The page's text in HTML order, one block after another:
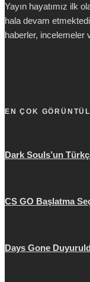
Yayın hayatımız ilk
hala devam
haberler, incelemeler
EN ÇOK
Dark Souls’un
CS GO Başlatma
Days Gone